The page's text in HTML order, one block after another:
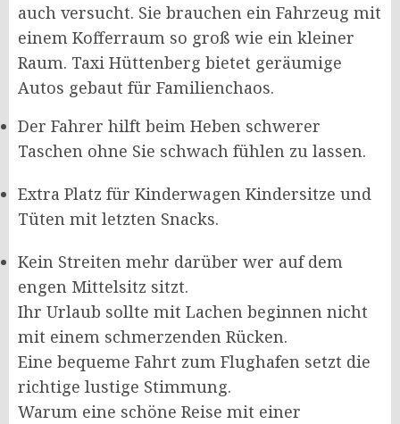
auch versucht. Sie brauchen ein Fahrzeug mit
einem Kofferraum so groß wie ein kleiner
Raum. Taxi Hüttenberg bietet geräumige
Autos gebaut für Familienchaos.
Der Fahrer hilft beim Heben schwerer
Taschen ohne Sie schwach fühlen zu lassen.
Extra Platz für Kinderwagen Kindersitze und
Tüten mit letzten Snacks.
Kein Streiten mehr darüber wer auf dem
engen Mittelsitz sitzt.
Ihr Urlaub sollte mit Lachen beginnen nicht
mit einem schmerzenden Rücken.
Eine bequeme Fahrt zum Flughafen setzt die
richtige lustige Stimmung.
Warum eine schöne Reise mit einer